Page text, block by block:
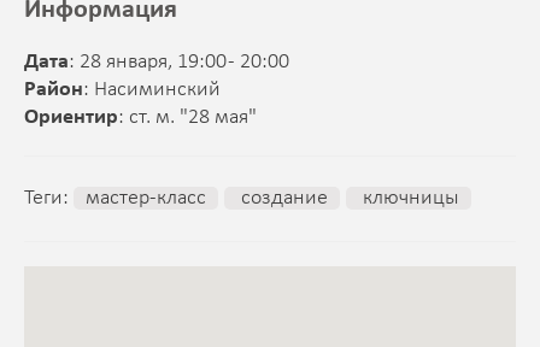
Информация
Дата: 28 января, 19:00 - 20:00
Район: Насиминский
Ориентир: ст. м. "28 мая"
Теги: мастер-класс создание ключницы